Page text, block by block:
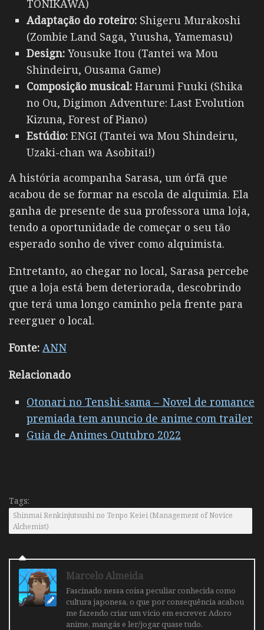
TONIKAWA)
Adaptação do roteiro: Shigeru Murakoshi
(Zombie Land Saga, Yuusha, Yamemasu)
Design: Yousuke Itou (Tantei wa Mou
Shindeiru, Ousama Game)
Composição musical: Harumi Fuuki (Shika
no Ou, Digimon Adventure: Last Evolution
Kizuna, Forest of Piano)
Estúdio: ENGI (Tantei wa Mou Shindeiru,
Uzaki-chan wa Asobitai!)
A história acompanha Sarasa, um órfã que
acabou de se formar na escola de alquimia. Ela
ganha de presente de sua professora uma loja,
tendo a oportunidade de começar o seu tão
esperado sonho de viver como alquimista.
Entretanto, ao chegar no local, Sarasa percebe
que a loja está bem deteriorada, descobrindo
que terá uma longo caminho pela frente para
reerguer o local.
Fonte: ANN
Relacionado
Otonari no Tenshi-sama – Novel de romance
premiada tem anuncio de anime com trailer
Guia de Animes Outubro 2022
Tags:
Shinmai Renkinjutsushi no Tenpo Keiei (Management of Novice
Alchemist)
Marcelo Almeida
Fascinado nessa coisa peculiar conhecida como
cultura japonesa, o que por consequência acabou
me fazendo criar um vicio em escrever. Adoro
anime, mangás e ler/jogar quase tudo.